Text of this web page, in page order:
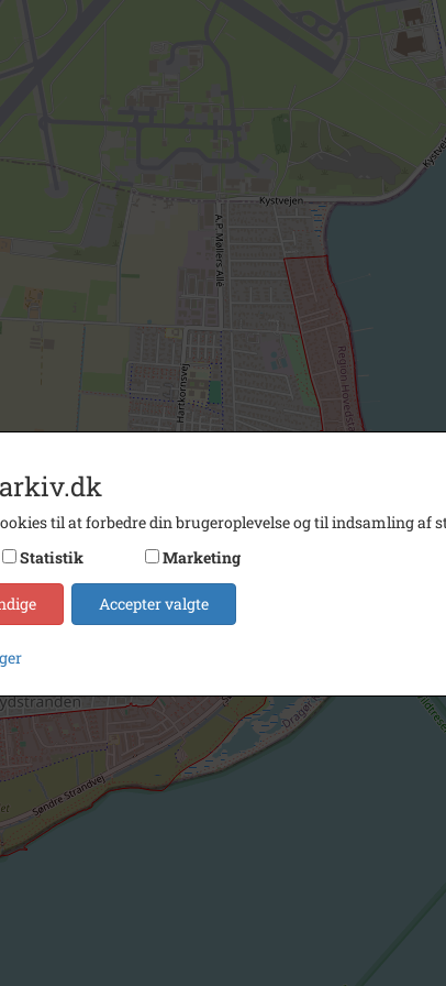
til at forbedre din brugeroplevelse og til indsamling af
Statistik Marketing
Accepter valgte